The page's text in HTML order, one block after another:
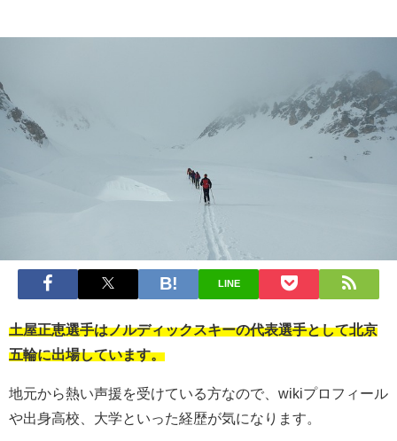
LINE
土屋正恵選手はノルディックスキーの代表選手として北京
五輪に出場しています。
地元から熱い声援を受けている方なので、wikiプロフィール
や出身高校、大学といった経歴が気になります。